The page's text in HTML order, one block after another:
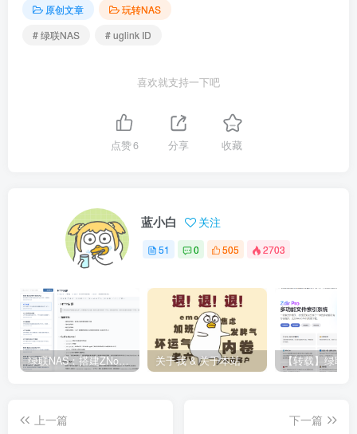
原创文章
玩转NAS
# 绿联NAS
# uglink ID
喜欢就支持一下吧
点赞6 分享 收藏
蓝小白 关注
51 0 505 2703
绿联NAS：搭建ZNote私有笔记 关于我 & 关于本站
上一篇
下一篇